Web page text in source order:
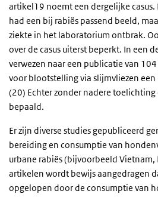
artikel19 noemt een dergelijke
had een bij rabiës passend beeld,
ziekte in het laboratorium ontbrak.
over de casus uiterst beperkt. In een
verwezen naar een publicatie van
voor blootstelling via slijmvliezen
(20) Echter zonder nadere
bepaald.
Er zijn diverse studies gepubliceerd
bereiding en consumptie van
urbane rabiës (bijvoorbeeld Vietnam,
artikelen wordt bewijs aangedragen
opgelopen door de consumptie van